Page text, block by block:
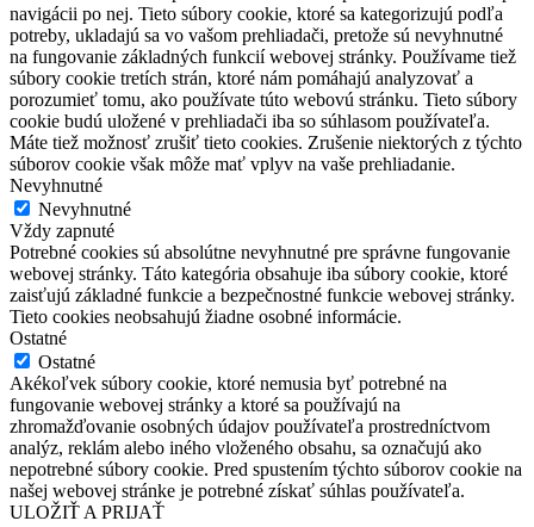
navigácii po nej. Tieto súbory cookie, ktoré sa kategorizujú podľa
potreby, ukladajú sa vo vašom prehliadači, pretože sú nevyhnutné
na fungovanie základných funkcií webovej stránky. Používame tiež
súbory cookie tretích strán, ktoré nám pomáhajú analyzovať a
porozumieť tomu, ako používate túto webovú stránku. Tieto súbory
cookie budú uložené v prehliadači iba so súhlasom používateľa.
Máte tiež možnosť zrušiť tieto cookies. Zrušenie niektorých z týchto
súborov cookie však môže mať vplyv na vaše prehliadanie.
Nevyhnutné
Nevyhnutné
Vždy zapnuté
Potrebné cookies sú absolútne nevyhnutné pre správne fungovanie
webovej stránky. Táto kategória obsahuje iba súbory cookie, ktoré
zaisťujú základné funkcie a bezpečnostné funkcie webovej stránky.
Tieto cookies neobsahujú žiadne osobné informácie.
Ostatné
Ostatné
Akékoľvek súbory cookie, ktoré nemusia byť potrebné na
fungovanie webovej stránky a ktoré sa používajú na
zhromažďovanie osobných údajov používateľa prostredníctvom
analýz, reklám alebo iného vloženého obsahu, sa označujú ako
nepotrebné súbory cookie. Pred spustením týchto súborov cookie na
našej webovej stránke je potrebné získať súhlas používateľa.
ULOŽIŤ A PRIJAŤ